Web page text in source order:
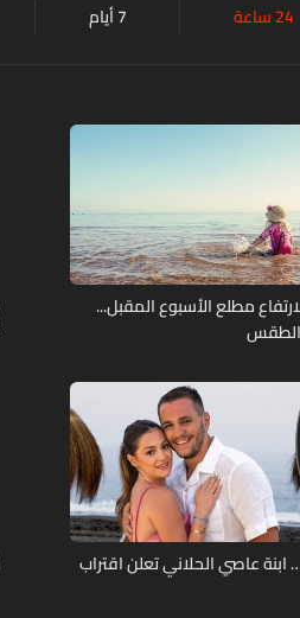
24 ساعة 7 أيام
مطلع الأسبوع المقبل...
الطقس
عاصي الحلاني تعلن اقتراب